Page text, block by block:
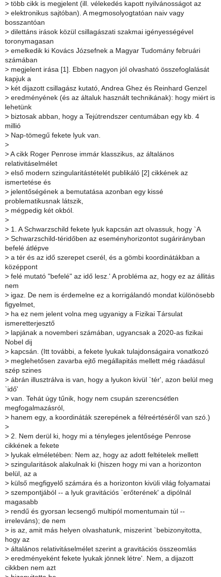
> több cikk is megjelent (ill. vélekedés kapott nyilvánosságot az
> elektronikus sajtóban). A megmosolyogtatóan naiv vagy
bosszantóan
> dilettáns irások közül csillagászati szakmai igényességével
toronymagasan
> emelkedik ki Kovács Józsefnek a Magyar Tudomány februári
számában
> megjelent irása [1]. Ebben nagyon jól olvasható összefoglalását
kapjuk a
> két dijazott csillagász kutató, Andrea Ghez és Reinhard Genzel
> eredményének (és az általuk használt technikának): hogy miért is
lehetünk
> biztosak abban, hogy a Tejútrendszer centumában egy kb. 4
millió
> Nap-tömegű fekete lyuk van.
>
> A cikk Roger Penrose immár klasszikus, az általános
relativitáselmélet
> első modern szingularitástételét publikáló [2] cikkének az
ismertetése és
> jelentőségének a bemutatása azonban egy kissé
problematikusnak látszik,
> mégpedig két okból.
>
> 1. A Schwarzschild fekete lyuk kapcsán azt olvassuk, hogy `A
> Schwarzschild-téridőben az eseményhorizontot sugárirányban
befelé átlépve
> a tér és az idő szerepet cserél, és a gömbi koordinátákban a
középpont
> felé mutató "befelé" az idő lesz.' A probléma az, hogy ez az állitás
nem
> igaz. De nem is érdemelne ez a korrigálandó mondat különösebb
figyelmet,
> ha ez nem jelent volna meg ugyanigy a Fizikai Társulat
ismeretterjesztő
> lapjának a novemberi számában, ugyancsak a 2020-as fizikai
Nobel dij
> kapcsán. (Itt további, a fekete lyukak tulajdonságaira vonatkozó
> meglehetősen zavarba ejtő megállapitás mellett még ráadásul
szép szines
> ábrán illusztrálva is van, hogy a lyukon kivül `tér', azon belül meg
`idő'
> van. Tehát úgy tűnik, hogy nem csupán szerencsétlen
megfogalmazásról,
> hanem egy, a koordináták szerepének a félreértéséről van szó.)
>
> 2. Nem derül ki, hogy mi a tényleges jelentősége Penrose
cikkének a fekete
> lyukak elméletében: Nem az, hogy az adott feltételek mellett
> szingularitások alakulnak ki (hiszen hogy mi van a horizonton
belül, az a
> külső megfigyelő számára és a horizonton kivüli világ folyamatai
> szempontjából -- a lyuk gravitációs `erőterének' a dipólnál
magasabb
> rendű és gyorsan lecsengő multipól momentumain túl --
irreleváns); de nem
> is az, amit más helyen olvashatunk, miszerint `bebizonyitotta,
hogy az
> általános relativitáselmélet szerint a gravitációs összeomlás
> eredményeként fekete lyukak jönnek létre'. Nem, a dijazott
cikkben nem azt